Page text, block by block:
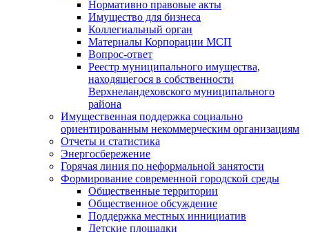
Нормативно правовые акты
Имущество для бизнеса
Коллегиальный орган
Материалы Корпорации МСП
Вопрос-ответ
Реестр муниципального имущества,
находящегося в собственности
Верхнеландеховского муниципального
района
Имущественная поддержка социально
ориентированным некоммерческим организациям
Отчеты и статистика
Энергосбережение
Горячая линия по неформальной занятости
Формирование современной городской среды
Общественные территории
Общественное обсуждение
Поддержка местных иннициатив
Детские площадки